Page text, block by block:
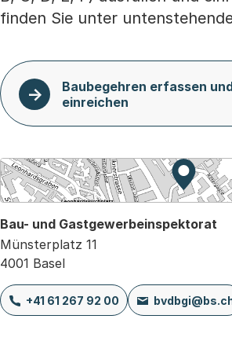
finden Sie unter
Baubegehren erfassen
einreichen
Zur
Bau- und Gastgewerbeinspektorat
Münsterplatz 11
4001 Basel
+41 61 267 92 00